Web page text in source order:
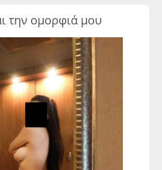
την ομορφιά μου